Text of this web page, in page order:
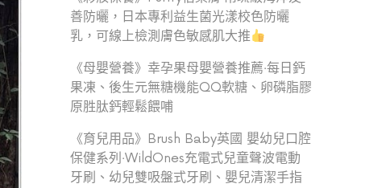
善防曬，日本專利益生菌光漾校色防曬
乳，可線上檢測膚色敏感肌大推
《母嬰營養》幸孕果母嬰營養推薦‧每日鈣
果凍、後生元無糖機能QQ軟糖、卵磷脂膠
原胜肽鈣輕鬆餵哺
《育兒用品》Brush Baby英國 嬰幼兒口腔
保健系列‧WildOnes充電式兒童聲波電動
牙刷、幼兒雙吸盤式牙刷、嬰兒清潔手指